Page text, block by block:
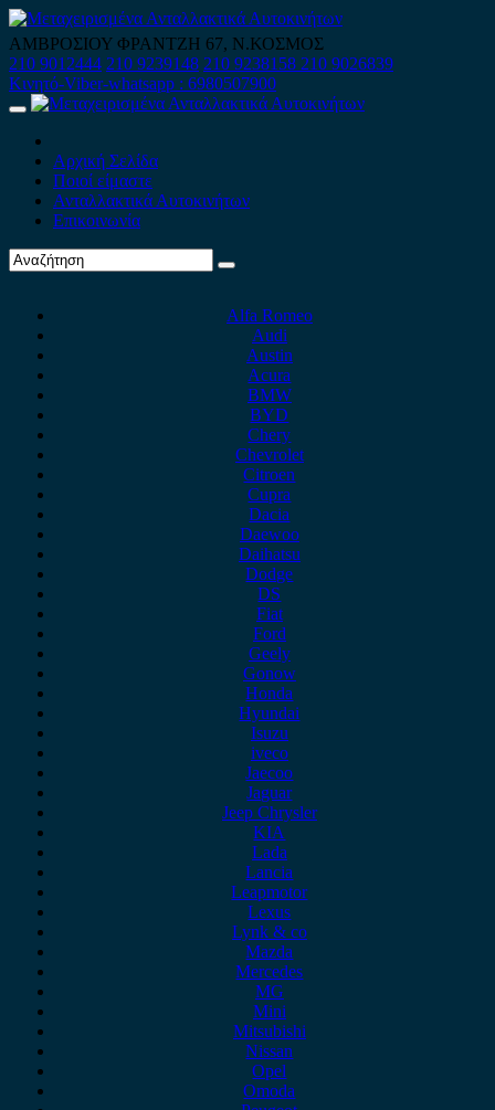
Skip
to
content
ΑΜΒΡΟΣΙΟΥ ΦΡΑΝΤΖΗ 67, Ν.ΚΟΣΜΟΣ
210 9012444 210 9239148 210 9238158 210 9026839
Κινητό-Viber-whatsapp : 6980507900
Primary
Αρχική Σελίδα
Ποιοί είμαστε
Ανταλλακτικά Αυτοκινήτων
Επικοινωνία
Alfa Romeo
Audi
Austin
Acura
BMW
BYD
Chery
Chevrolet
Citroen
Cupra
Dacia
Daewoo
Daihatsu
Dodge
DS
Fiat
Ford
Geely
Gonow
Honda
Hyundai
Isuzu
iveco
Jaecoo
Jaguar
Jeep Chrysler
KIA
Lada
Lancia
Leapmotor
Lexus
Lynk & co
Mazda
Mercedes
MG
Mini
Mitsubishi
Nissan
Opel
Omoda